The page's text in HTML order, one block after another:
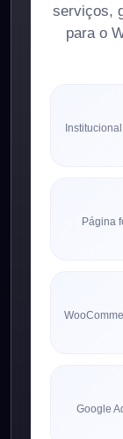
serviços,
para o
Página
Google